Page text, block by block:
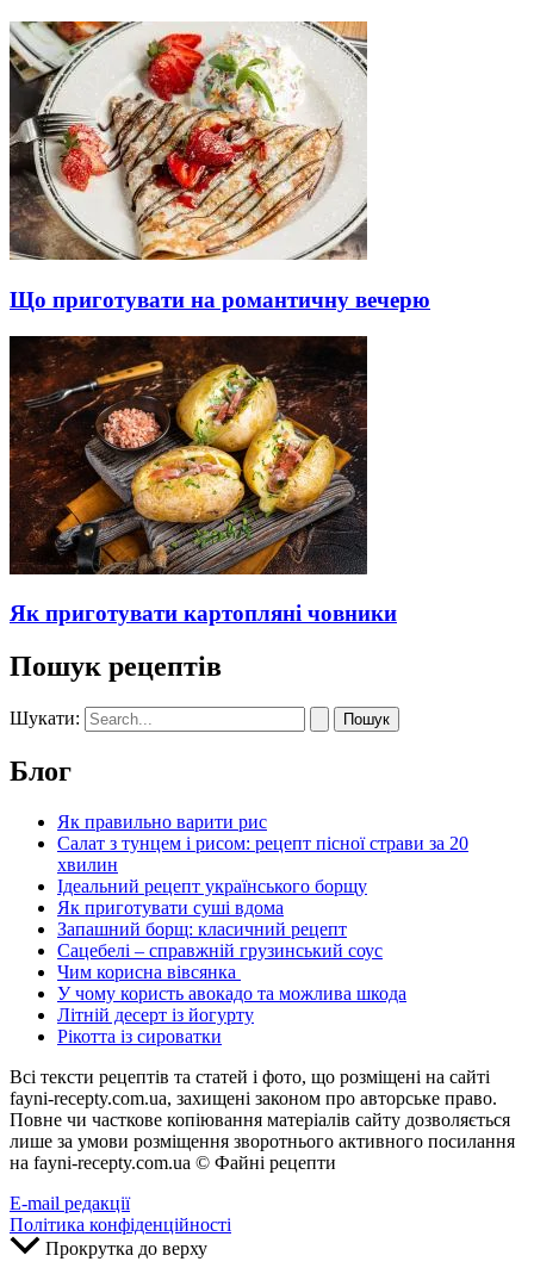
Що приготувати на романтичну вечерю
Як приготувати картопляні човники
Пошук рецептів
Шукати:
Блог
Як правильно варити рис
Салат з тунцем і рисом: рецепт пісної страви за 20
хвилин
Ідеальний рецепт українського борщу
Як приготувати суші вдома
Запашний борщ: класичний рецепт
Сацебелі – справжній грузинський соус
Чим корисна вівсянка
У чому користь авокадо та можлива шкода
Літній десерт із йогурту
Рікотта із сироватки
Всі тексти рецептів та статей і фото, що розміщені на сайті
fayni-recepty.com.ua, захищені законом про авторське право.
Повне чи часткове копіювання матеріалів сайту дозволяється
лише за умови розміщення зворотнього активного посилання
на fayni-recepty.com.ua © Файні рецепти
E-mail редакції
Політика конфіденційності
Прокрутка до верху